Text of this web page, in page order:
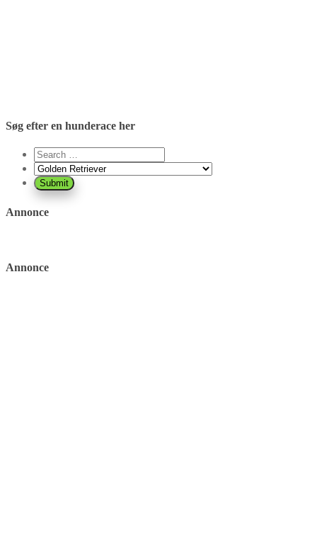
Søg efter en hunderace her
Annonce
Annonce